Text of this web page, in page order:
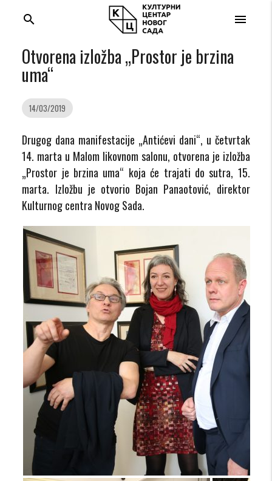
menu
search
Otvorena izložba „Prostor je brzina
uma“
14/03/2019
Drugog dana manifestacije „Antićevi dani“, u četvrtak
14. marta u Malom likovnom salonu, otvorena je izložba
„Prostor je brzina uma“ koja će trajati do sutra, 15.
marta. Izložbu je otvorio Bojan Panaotović, direktor
Kulturnog centra Novog Sada.